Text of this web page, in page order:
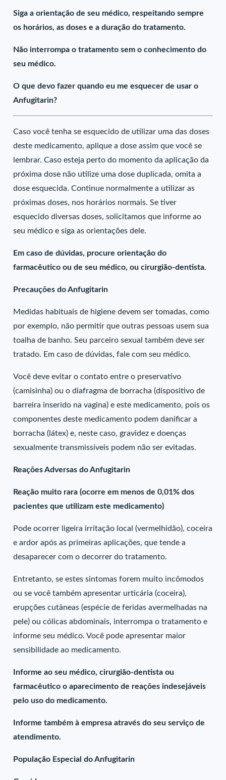
Siga a orientação de seu médico, respeitando sempre
os horários, as doses e a duração do tratamento.
Não interrompa o tratamento sem o conhecimento do
seu médico.
O que devo fazer quando eu me esquecer de usar o
Anfugitarin?
Caso você tenha se esquecido de utilizar uma das doses
deste medicamento, aplique a dose assim que você se
lembrar. Caso esteja perto do momento da aplicação da
próxima dose não utilize uma dose duplicada, omita a
dose esquecida. Continue normalmente a utilizar as
próximas doses, nos horários normais. Se tiver
esquecido diversas doses, solicitamos que informe ao
seu médico e siga as orientações dele.
Em caso de dúvidas, procure orientação do
farmacêutico ou de seu médico, ou cirurgião-dentista.
Precauções do Anfugitarin
Medidas habituais de higiene devem ser tomadas, como
por exemplo, não permitir que outras pessoas usem sua
toalha de banho. Seu parceiro sexual também deve ser
tratado. Em caso de dúvidas, fale com seu médico.
Você deve evitar o contato entre o preservativo
(camisinha) ou o diafragma de borracha (dispositivo de
barreira inserido na vagina) e este medicamento, pois os
componentes deste medicamento podem danificar a
borracha (látex) e, neste caso, gravidez e doenças
sexualmente transmissíveis podem não ser evitadas.
Reações Adversas do Anfugitarin
Reação muito rara (ocorre em menos de 0,01% dos
pacientes que utilizam este medicamento)
Pode ocorrer ligeira irritação local (vermelhidão), coceira
e ardor após as primeiras aplicações, que tende a
desaparecer com o decorrer do tratamento.
Entretanto, se estes sintomas forem muito incômodos
ou se você também apresentar urticária (coceira),
erupções cutâneas (espécie de feridas avermelhadas na
pele) ou cólicas abdominais, interrompa o tratamento e
informe seu médico. Você pode apresentar maior
sensibilidade ao medicamento.
Informe ao seu médico, cirurgião-dentista ou
farmacêutico o aparecimento de reações indesejáveis
pelo uso do medicamento.
Informe também à empresa através do seu serviço de
atendimento.
População Especial do Anfugitarin